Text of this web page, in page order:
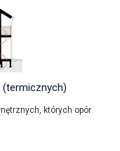
których opór